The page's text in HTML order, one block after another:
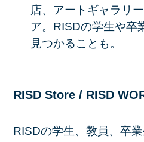
店、アートギャラリ
ア。RISDの学生や卒
見つかることも。
RISD Store / RISD
RISDの学生、教員、卒